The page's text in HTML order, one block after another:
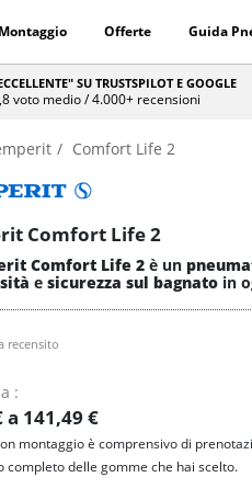
Montaggio Offerte Guida
SU TRUSTSPILOT E GOOGLE
voto medio / 4.000+ recensioni
Comfort Life 2
Comfort Life 2
Comfort Life 2 è un
e sicurezza sul bagnato in
recensito
:
a 141,49 €
montaggio è comprensivo di
completo delle gomme che hai scelto.